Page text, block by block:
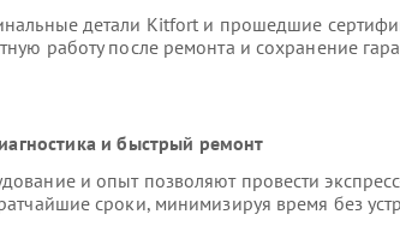
детали Kitfort и прошедшие
работу после ремонта и сохранение
и быстрый ремонт
и опыт позволяют провести
сроки, минимизируя время без